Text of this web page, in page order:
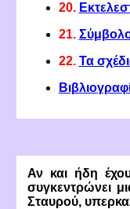
20.
21.
22. Τα
Αν και ήδη
συγκεντρώνει
Σταυρού,